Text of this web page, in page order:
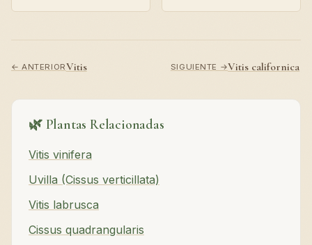
← ANTERIORVitis SIGUIENTE →Vitis californica
🌿 Plantas Relacionadas
Vitis vinifera
Uvilla (Cissus verticillata)
Vitis labrusca
Cissus quadrangularis